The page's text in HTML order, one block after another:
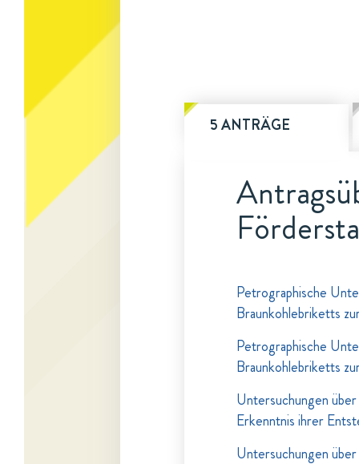
5 ANTRÄGE
Petrographische
Braunkohlebriketts
Petrographische
Braunkohlebriketts
Untersuchungen
Erkenntnis ihrer
Untersuchungen